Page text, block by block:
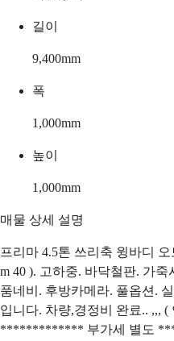
길이
9,400mm
폭
1,000mm
높이
1,000mm
매물 상세 설명
프리마 4.5톤 쓰리축 윙바디
m 40 ). 고하중. 바닥철판. 가
품네비. 후방카메라. 풀옵션.
입니다. 차량,경정비 완료.. ,,, (
************* 부가세 별도